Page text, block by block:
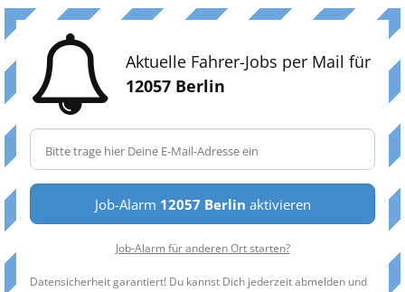
Aktuelle Fahrer-Jobs per Mail für
12057 Berlin
Job-Alarm 12057 Berlin aktivieren
Job-Alarm für anderen Ort starten?
Datensicherheit garantiert! Du kannst Dich jederzeit abmelden und